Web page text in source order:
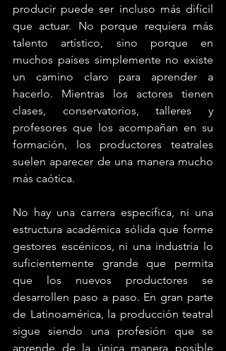
producir puede ser incluso más difícil
que actuar. No porque requiera más
talento artístico, sino porque en
muchos países simplemente no existe
un camino claro para aprender a
hacerlo. Mientras los actores tienen
clases, conservatorios, talleres y
profesores que los acompañan en su
formación, los productores teatrales
suelen aparecer de una manera mucho
más caótica.
No hay una carrera específica, ni una
estructura académica sólida que forme
gestores escénicos, ni una industria lo
suficientemente grande que permita
que los nuevos productores se
desarrollen paso a paso. En gran parte
de Latinoamérica, la producción teatral
sigue siendo una profesión que se
aprende de la única manera posible